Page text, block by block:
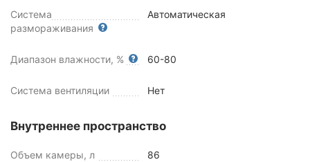
Система
размораживания
Автоматическая
Диапазон влажности, % 60-80
Система вентиляции Нет
Внутреннее пространство
Объем камеры, л 86